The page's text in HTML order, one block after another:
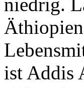
niedrig.
ist Addis